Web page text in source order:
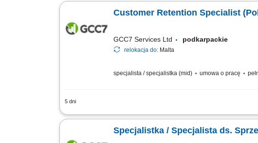
Customer Retention Specialist
GCC7 Services Ltd podkarpackie
relokacja do: Malta
specjalista / specjalistka (mid) umowa o pracę
5 dni
Twoje zadania: Prowadzenie rozmów telefonicznych
Specjalistka / Specjalista ds.